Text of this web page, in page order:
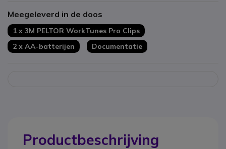
Meegeleverd in de doos
1 x 3M PELTOR WorkTunes Pro Clips
2 x AA-batterijen
Documentatie
Productbeschrijving